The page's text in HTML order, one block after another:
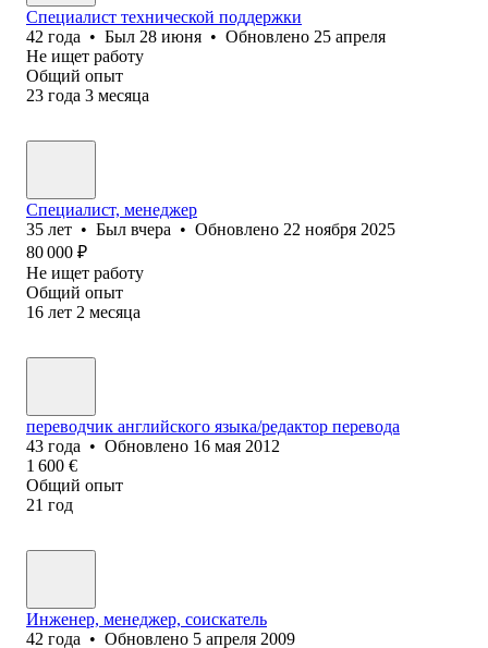
Специалист технической поддержки
42 года • Был 28 июня • Обновлено 25 апреля
Не ищет работу
Общий опыт
23 года 3 месяца
Специалист, менеджер
35 лет • Был вчера • Обновлено 22 ноября 2025
80 000 ₽
Не ищет работу
Общий опыт
16 лет 2 месяца
переводчик английского языка/редактор перевода
43 года • Обновлено 16 мая 2012
1 600 €
Общий опыт
21 год
Инженер, менеджер, соискатель
42 года • Обновлено 5 апреля 2009